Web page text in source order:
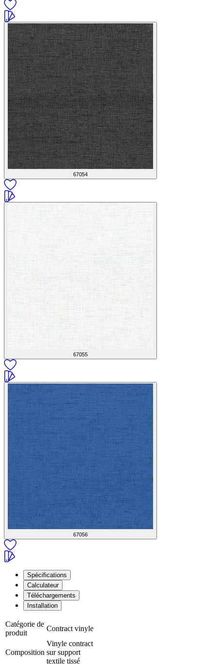
67054
67055
67056
Spécifications
Calculateur
Téléchargements
Installation
Catégorie de
produit
Contract vinyle
Composition
Vinyle contract
sur support
textile tissé